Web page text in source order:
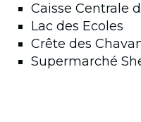
Caisse Centrale
Lac des Ecoles
Crête des
Supermarché